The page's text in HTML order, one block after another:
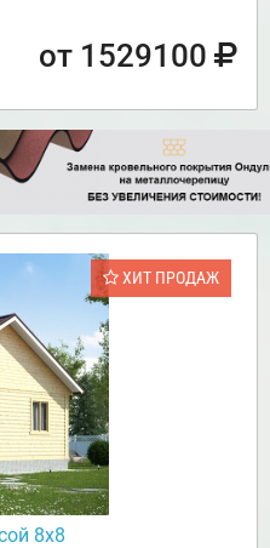
от 1529100
ХИТ ПРОДАЖ
8х8